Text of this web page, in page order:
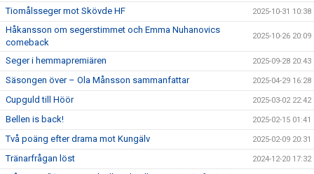
Tiomålsseger mot Skövde HF 2025-10-31 10:38
Håkansson om segerstimmet och Emma Nuhanovics
comeback
2025-10-26 20:09
Seger i hemmapremiären 2025-09-28 20:43
Säsongen över – Ola Månsson sammanfattar 2025-04-29 16:28
Cupguld till Höör 2025-03-02 22:42
Bellen is back! 2025-02-15 01:41
Två poäng efter drama mot Kungälv 2025-02-09 20:31
Tränarfrågan löst 2024-12-20 17:32